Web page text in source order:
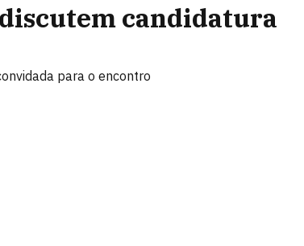
candidatura
para o encontro